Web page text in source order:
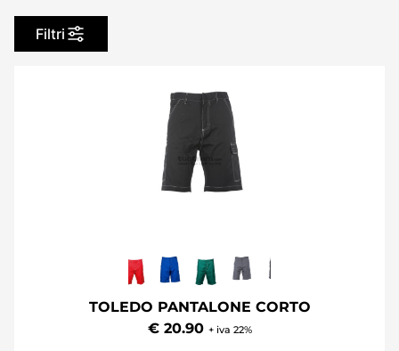
Filtri
TOLEDO PANTALONE CORTO
€ 20.90 + iva 22%